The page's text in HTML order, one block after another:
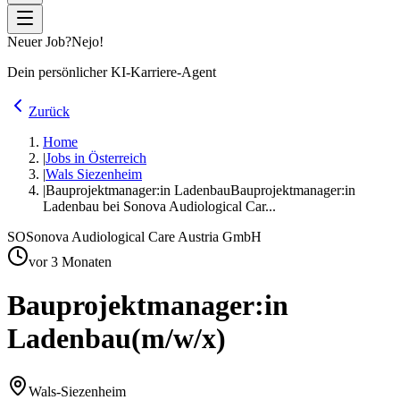
Neuer Job?Nejo!
Dein persönlicher KI-Karriere-Agent
Zurück
Home
|Jobs in Österreich
|Wals Siezenheim
|Bauprojektmanager:in LadenbauBauprojektmanager:in
Ladenbau bei Sonova Audiological Car...
SOSonova Audiological Care Austria GmbH
vor 3 Monaten
Bauprojektmanager:in
Ladenbau(m/w/x)
Wals-Siezenheim